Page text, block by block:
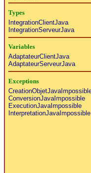
Types
IntegrationClientJava
IntegrationServeurJava
Variables
AdaptateurClientJava
AdaptateurServeurJava
Exceptions
ConversionJavaImpossible
ExecutionJavaImpossible
InterpretationJavaImpossible